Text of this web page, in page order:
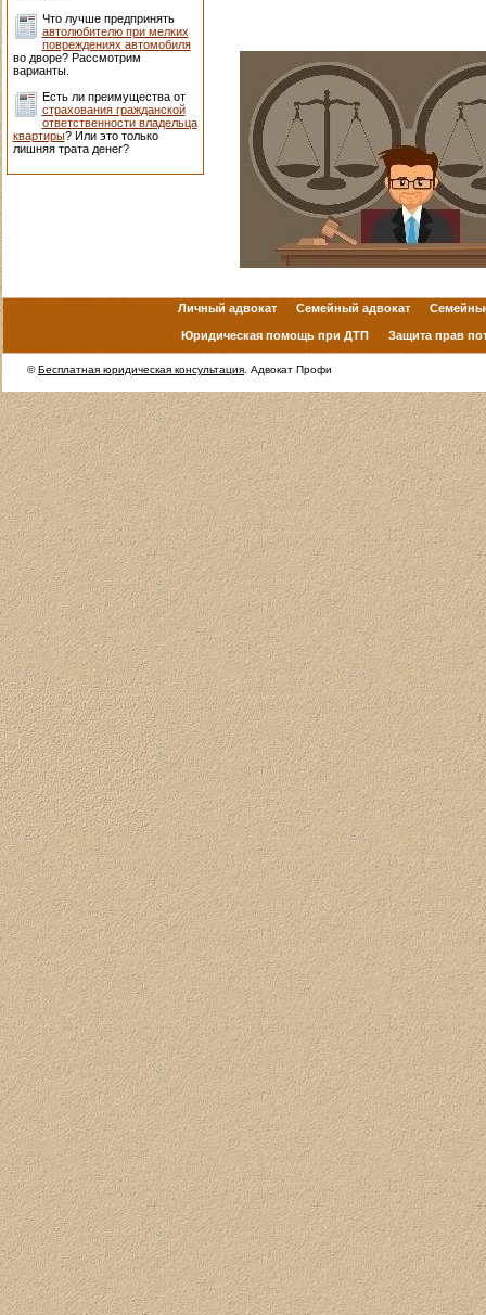
Что лучше предпринять
автолюбителю при мелких
повреждениях автомобиля
во дворе? Рассмотрим
варианты.
Есть ли преимущества от
страхования гражданской
ответственности владельца
квартиры? Или это только
лишняя трата денег?
Личный адвокат Семейный адвокат
Юридическая помощь при ДТП Защита прав
©Бесплатная юридическая консультация . Адвокат Профи